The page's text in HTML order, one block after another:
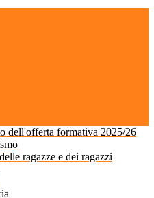
dell'offerta formativa 2025/26
ragazze e dei ragazzi